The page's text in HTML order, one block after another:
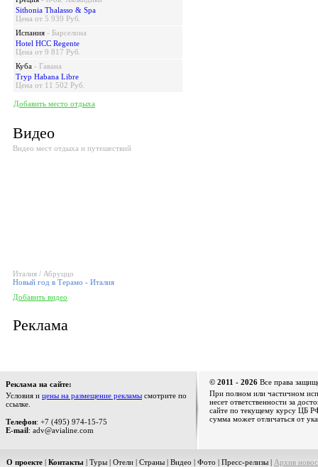
Sithonia Thalasso & Spa
Цена от 5 939 Руб.
Испания - Барселона
Hotel HCC Regente
Цена от 9 817 Руб.
Куба - Гавана
Tryp Habana Libre
Цена от 11 502 Руб.
Добавить место отдыха
Видео
Видео мест отдыха и путешествий
Италия / Абруццо
Новый год в Терамо - Италия
Добавить видео
Реклама
Реклама на сайте:
Условия и цены на размещение рекламы смотрите по
ссылке.
Телефон: +7 (495) 974-15-75
E-mail: adv@avialine.com
© 2011 - 2026 Все права
При полном или частичном
несет ответственности за
сайте по текущему курсу ЦБ
сумма может отличаться от
О проекте | Контакты | Туры | Отели | Страны | Видео | Фото | Пресс-релизы | Архив